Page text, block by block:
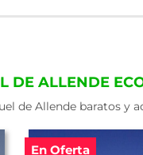
DE ALLENDE
de Allende baratos y
En Oferta